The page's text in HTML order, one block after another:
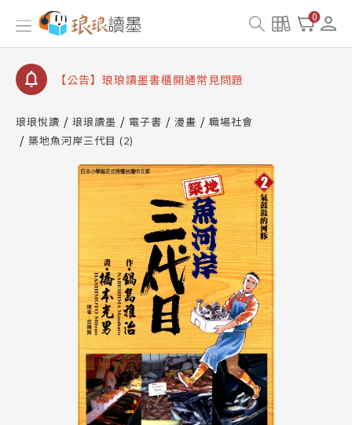
0
【公告】琅琅讀墨數位閱讀資產合併與書櫃開通申請
【公告】琅琅讀墨 3 分鐘完成書櫃開通與資產合併申
【公告】琅琅書店服務升級重要說明及資產合併結果
查詢
琅琅悅讀 琅琅讀墨 電子書 漫畫
職場社會
築地魚河岸三代目 (2)